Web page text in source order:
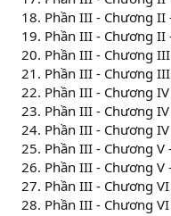
Phần III - Chương II
Phần III - Chương II
Phần III - Chương
Phần III - Chương
Phần III - Chương
Phần III - Chương
Phần III - Chương
Phần III - Chương V
Phần III - Chương V
Phần III - Chương VI
Phần III - Chương